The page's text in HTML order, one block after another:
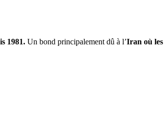
1981. Un bond principalement dû à l’Iran où les